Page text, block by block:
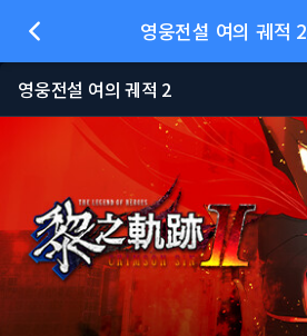
영웅전설 여의 궤적 2
영웅전설 여의 궤적 2